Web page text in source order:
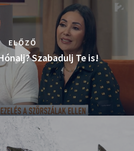
ELŐZŐ
Szabadulj Te is!